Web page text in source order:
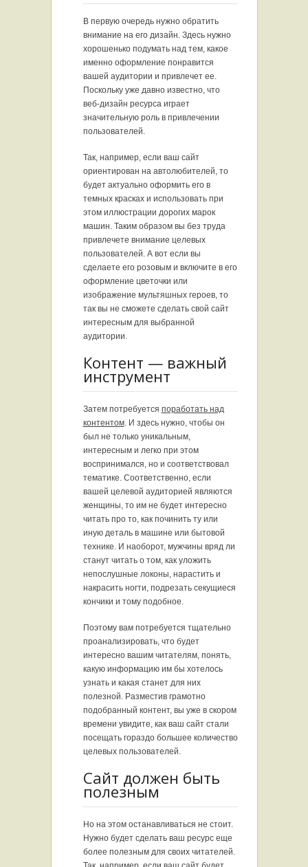
В первую очередь нужно обратить
внимание на его дизайн. Здесь нужно
хорошенько подумать над тем, какое
именно оформление понравится
вашей аудитории и привлечет ее.
Поскольку уже давно известно, что
веб-дизайн ресурса играет
значительную роль в привлечении
пользователей.
Так, например, если ваш сайт
ориентирован на автолюбителей, то
будет актуально оформить его в
темных красках и использовать при
этом иллюстрации дорогих марок
машин. Таким образом вы без труда
привлечете внимание целевых
пользователей. А вот если вы
сделаете его розовым и включите в его
оформление цветочки или
изображение мультяшных героев, то
так вы не сможете сделать свой сайт
интересным для выбранной
аудитории.
Контент — важный
инструмент
Затем потребуется поработать над
контентом. И здесь нужно, чтобы он
был не только уникальным,
интересным и легко при этом
воспринимался, но и соответствовал
тематике. Соответственно, если
вашей целевой аудиторией являются
женщины, то им не будет интересно
читать про то, как починить ту или
иную деталь в машине или бытовой
технике. И наоборот, мужчины вряд ли
станут читать о том, как уложить
непослушные локоны, нарастить и
накрасить ногти, подрезать секущиеся
кончики и тому подобное.
Поэтому вам потребуется тщательно
проанализировать, что будет
интересно вашим читателям, понять,
какую информацию им бы хотелось
узнать и какая станет для них
полезной. Разместив грамотно
подобранный контент, вы уже в скором
времени увидите, как ваш сайт стали
посещать гораздо большее количество
целевых пользователей.
Сайт должен быть
полезным
Но на этом останавливаться не стоит.
Нужно будет сделать ваш ресурс еще
более полезным для своих читателей.